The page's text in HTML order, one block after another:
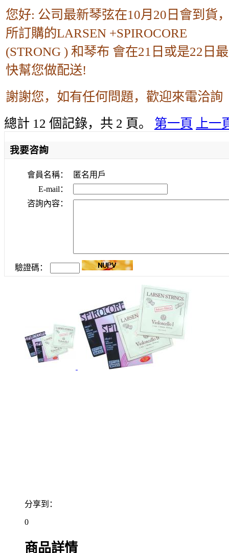
您好: 公司最新琴弦在10月20日會到貨
所訂購的LARSEN +SPIROCORE
(STRONG ) 和琴布 會在21日或是22日
快幫您做配送!
謝謝您，如有任何問題，歡迎來電洽詢
總計 12 個記錄，共 2 頁。 第一頁 上一
我要咨詢
會員名稱：
匿名用戶
E-mail：
咨詢內容：
驗證碼：
分享到：
0
商品詳情